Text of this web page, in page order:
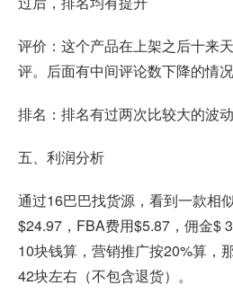
评价：这个产品在上架之后十来
评。后面有中间评论数下降的情
排名：排名有过两次比较大的波
五、利润分析
通过16巴巴找货源，看到一款相
$24.97，FBA费用$5.87，佣金$
10块钱算，营销推广按20%算，
42块左右（不包含退货）。